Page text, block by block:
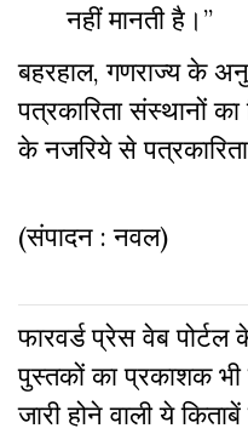
नहीं मानती है।”
बहरहाल, गणराज्य के
पत्रकारिता संस्थानों
के नजरिये से
(संपादन : नवल)
फारवर्ड प्रेस वेब पोर्टल
पुस्‍तकों का प्रकाशक
जारी होने वाली ये